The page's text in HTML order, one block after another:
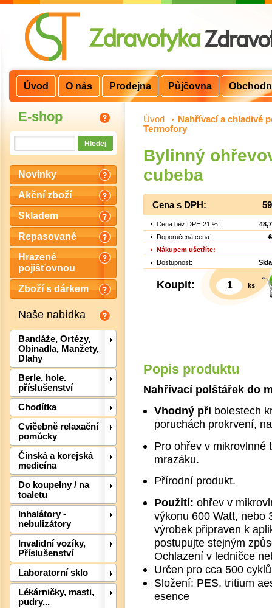
E-shop
Novinky
Akční zboží
Skladem
Repasované
Hrazené
pojišťovnou
Zboží s dárkem
Naše nabídka
Bandáže, Ortézy,
Obinadla, Manžety,
Dlahy
Berle, hole.
příslušenství
Chodítka
Cvičebně relaxační
pomůcky
Čínská a korejská
medicína
Do koupelny / na
toaletu
Inhalátory -
nebulizátory
Invalidní vozíky,
Příslušenství
Laboratorní sklo
Lékárničky, masti,
pudry,..
Úvod > Nahřívací a chladivé
Termofory
Bylinný
cubeba
Cena s DPH:
Cena bez DPH 21 %:
Doporučená cena:
Nákupem ušetříte:
Dostupnost:
Koupit: ks
Popis produktu
Nahřívací polštářek do
Vhodný při bolestech
poruchách prokrvení,
Pro ohřev v mikrovlnné
mrazáku.
Přírodní produkt.
Použití: ohřev v
výkonu 600 Watt, nebo
výrobek připraven k
postupujte stejným
Ochlazení v ledničce
Určen pro cca 500
Složení: PES, tritium
esence
Úvod O nás Prodejna Půjčovna